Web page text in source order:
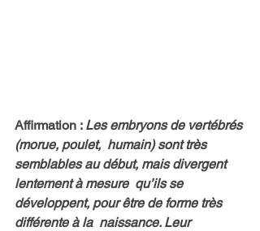
Affirmation : Les embryons de vertébrés
(morue, poulet,  humain) sont très
semblables au début, mais divergent
lentement à mesure  qu’ils se
développent, pour être de forme très
différente à la  naissance. Leur